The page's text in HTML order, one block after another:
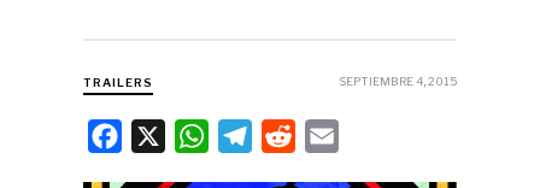
TRAILERS SEPTIEMBRE 4, 2015
W
T